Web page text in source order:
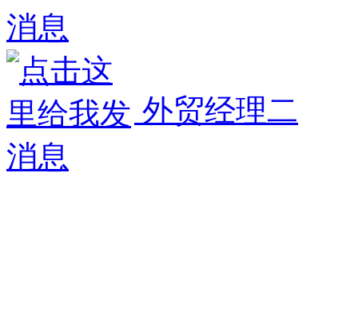
外贸经理二